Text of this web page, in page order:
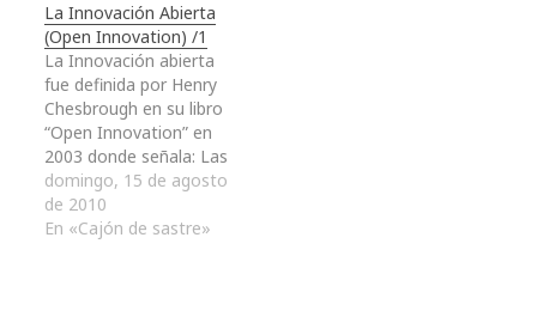
compás de la Web -
olvidemos el concepto
de marketing del "2.0" -
construyéndose bajo
nuevas ideas y
conceptos. Mientras
tanto las
organizaciones…
La Innovación Abierta
(Open Innovation) /1
La Innovación abierta
fue definida por Henry
Chesbrough en su libro
“Open Innovation” en
2003 donde señala: Las
ideas valiosas pueden
provenir tanto desde
dentro como desde
domingo, 15 de agosto
de 2010
En «Cajón de sastre»